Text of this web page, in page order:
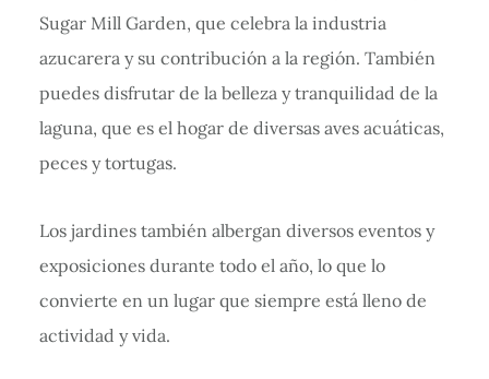
Sugar Mill Garden, que celebra la industria
azucarera y su contribución a la región. También
puedes disfrutar de la belleza y tranquilidad de la
laguna, que es el hogar de diversas aves acuáticas,
peces y tortugas.
Los jardines también albergan diversos eventos y
exposiciones durante todo el año, lo que lo
convierte en un lugar que siempre está lleno de
actividad y vida.